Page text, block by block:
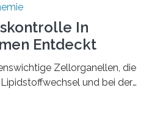
In
Entdeckt
Zellorganellen, die
und bei der
zahlreiche Enzyme präzise in